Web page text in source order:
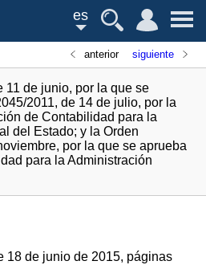
es
anterior siguiente
11 de junio, por la que se
2011, de 14 de julio, por la
de Contabilidad para la
del Estado; y la Orden
por la que se aprueba
para la Administración
18 de junio de 2015, páginas